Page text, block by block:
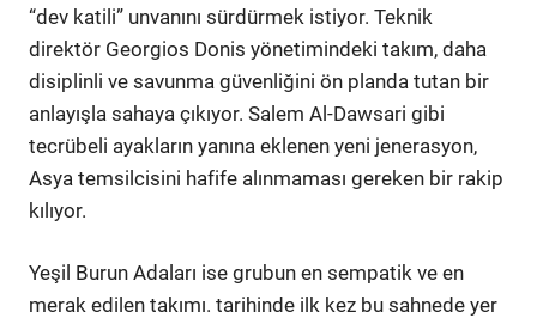
“dev katili” unvanını sürdürmek istiyor. Teknik
direktör Georgios Donis yönetimindeki takım, daha
disiplinli ve savunma güvenliğini ön planda tutan bir
anlayışla sahaya çıkıyor. Salem Al-Dawsari gibi
tecrübeli ayakların yanına eklenen yeni jenerasyon,
Asya temsilcisini hafife alınmaması gereken bir rakip
kılıyor.
Yeşil Burun Adaları ise grubun en sempatik ve en
merak edilen takımı. tarihinde ilk kez bu sahnede yer